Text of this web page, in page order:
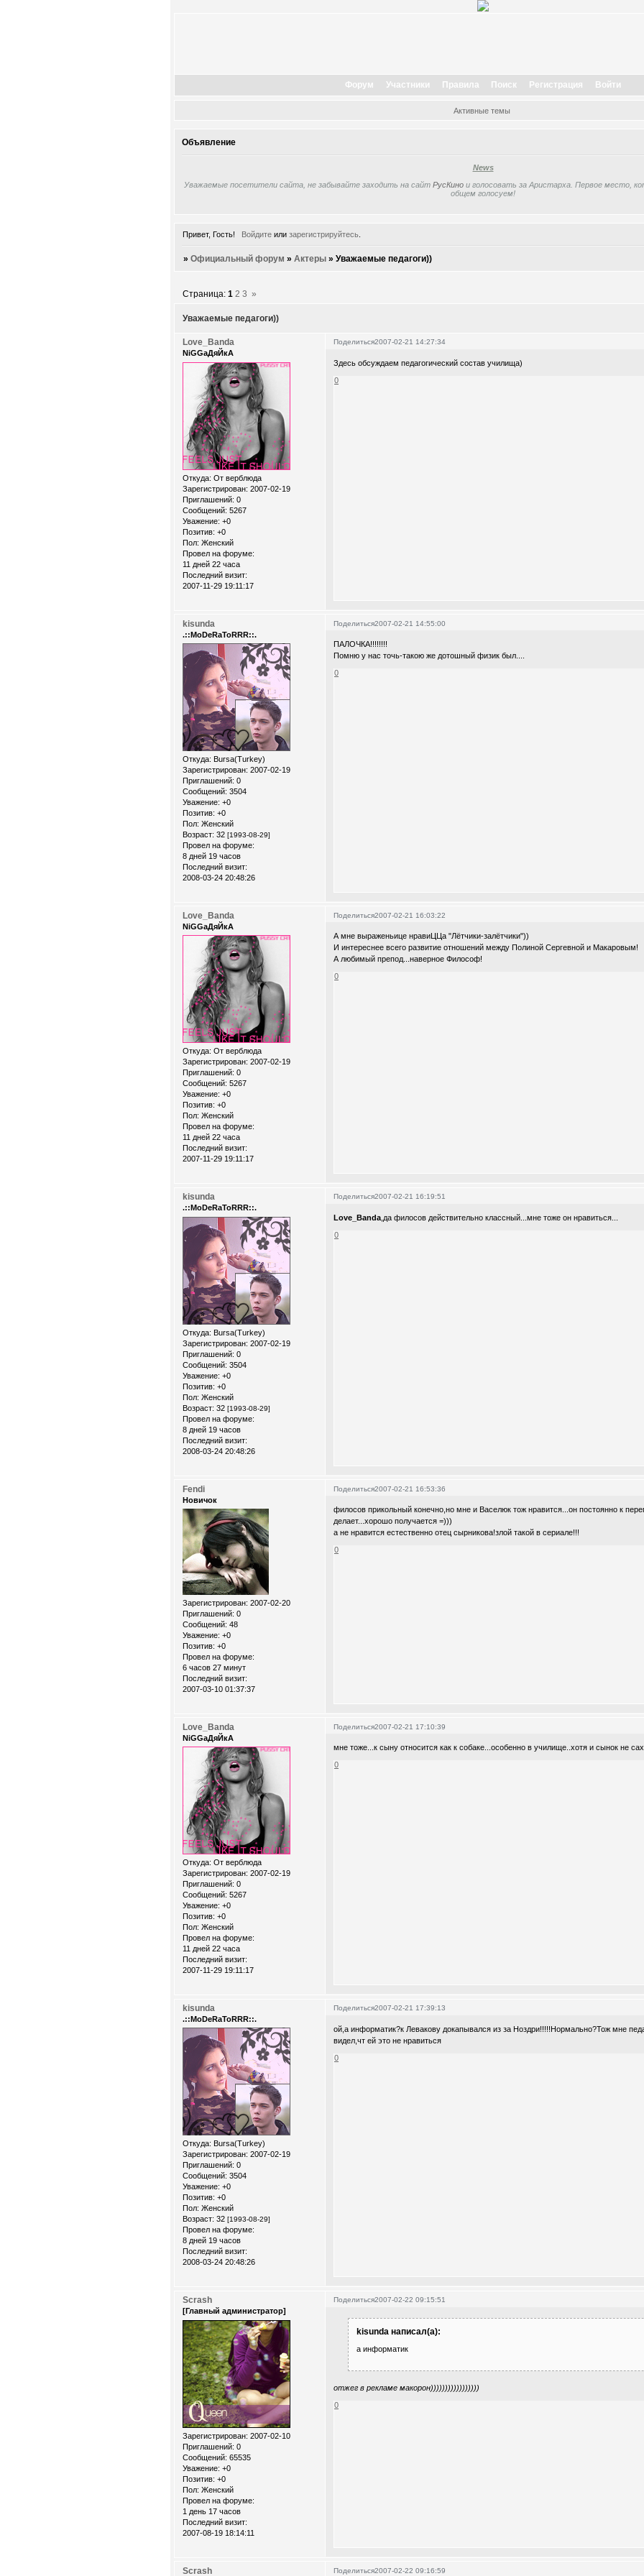
Форум Участники Правила Поиск Регистрация Войти
Активные темы
Объявление
News
Уважаемые посетители сайта, не забывайте заходить на сайт РусКино и голосовать за Аристарха. Первое место,
общем голосуем!
Привет, Гость! Войдитеили зарегистрируйтесь.
»Официальный форум »Актеры »Уважаемые педагоги))
Уважаемые педагоги))
Страница:1 2 3 »
Поделиться2007-02-21 14:27:34
Love_Banda
NiGGaДяЙкА
Откуда: От верблюда
Зарегистрирован: 2007-02-19
Приглашений: 0
Сообщений: 5267
Уважение: +0
Позитив: +0
Пол: Женский
Провел на форуме:
11 дней 22 часа
Последний визит:
2007-11-29 19:11:17
Здесь обсуждаем педагогический состав училища)
0
Поделиться2007-02-21 14:55:00
kisunda
.::MoDeRaToRRR::.
Откуда: Bursa(Turkey)
Зарегистрирован: 2007-02-19
Приглашений: 0
Сообщений: 3504
Уважение: +0
Позитив: +0
Пол: Женский
Возраст: 32 [1993-08-29]
Провел на форуме:
8 дней 19 часов
Последний визит:
2008-03-24 20:48:26
ПАЛОЧКА!!!!!!!!
Помню у нас точь-такою же дотошный физик был....
0
Поделиться2007-02-21 16:03:22
Love_Banda
NiGGaДяЙкА
Откуда: От верблюда
Зарегистрирован: 2007-02-19
Приглашений: 0
Сообщений: 5267
Уважение: +0
Позитив: +0
Пол: Женский
Провел на форуме:
11 дней 22 часа
Последний визит:
2007-11-29 19:11:17
А мне выраженьице нравиЦЦа "Лётчики-залётчики"))
И интереснее всего развитие отношений между Полиной Сергевной и Макаровым!
А любимый препод...наверное Философ!
0
Поделиться2007-02-21 16:19:51
kisunda
.::MoDeRaToRRR::.
Откуда: Bursa(Turkey)
Зарегистрирован: 2007-02-19
Приглашений: 0
Сообщений: 3504
Уважение: +0
Позитив: +0
Пол: Женский
Возраст: 32 [1993-08-29]
Провел на форуме:
8 дней 19 часов
Последний визит:
2008-03-24 20:48:26
Love_Banda ,да филосов действительно классный...мне тоже он нравиться...
0
Поделиться2007-02-21 16:53:36
Fendi
Новичок
Зарегистрирован: 2007-02-20
Приглашений: 0
Сообщений: 48
Уважение: +0
Позитив: +0
Провел на форуме:
6 часов 27 минут
Последний визит:
2007-03-10 01:37:37
филосов прикольный конечно,но мне и Васелюк тож нравится...он постоянно к
делает...хорошо получается =)))
а не нравится естественно отец сырникова!злой такой в сериале!!!
0
Поделиться2007-02-21 17:10:39
Love_Banda
NiGGaДяЙкА
Откуда: От верблюда
Зарегистрирован: 2007-02-19
Приглашений: 0
Сообщений: 5267
Уважение: +0
Позитив: +0
Пол: Женский
Провел на форуме:
11 дней 22 часа
Последний визит:
2007-11-29 19:11:17
мне тоже...к сыну относится как к собаке...особенно в училище..хотя и сынок не
0
Поделиться2007-02-21 17:39:13
kisunda
.::MoDeRaToRRR::.
Откуда: Bursa(Turkey)
Зарегистрирован: 2007-02-19
Приглашений: 0
Сообщений: 3504
Уважение: +0
Позитив: +0
Пол: Женский
Возраст: 32 [1993-08-29]
Провел на форуме:
8 дней 19 часов
Последний визит:
2008-03-24 20:48:26
ой,а информатик?к Левакову докапывался из за Ноздри!!!!!Нормально?Тож мне
видел,чт ей это не нравиться
0
Поделиться2007-02-22 09:15:51
Scrash
[Главный администратор]
Зарегистрирован: 2007-02-10
Приглашений: 0
Сообщений: 65535
Уважение: +0
Позитив: +0
Пол: Женский
Провел на форуме:
1 день 17 часов
Последний визит:
2007-08-19 18:14:11
kisunda написал(а):
а информатик
отжег в рекламе макорон)))))))))))))))))
0
Поделиться2007-02-22 09:16:59
Scrash